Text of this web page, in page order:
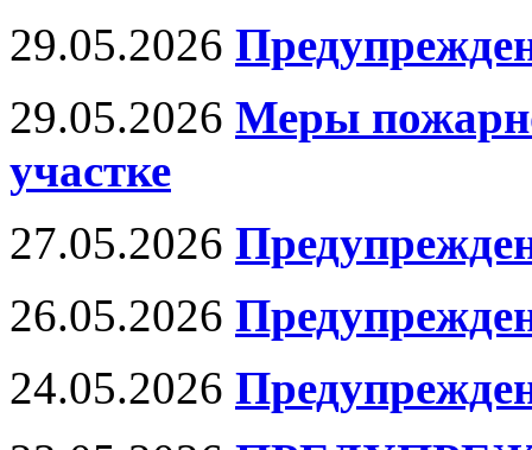
29.05.2026
29.05.2026 Меры
участке
27.05.2026
26.05.2026
24.05.2026